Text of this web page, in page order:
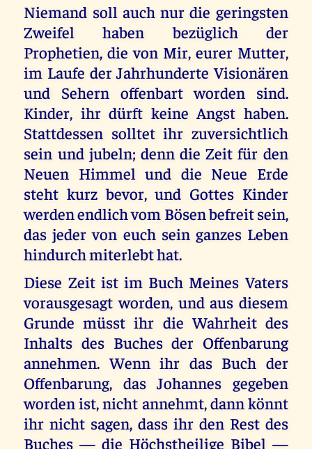
Niemand soll auch nur die geringsten
Zweifel haben bezüglich der
Prophetien, die von Mir, eurer Mutter,
im Laufe der Jahrhunderte Visionären
und Sehern offenbart worden sind.
Kinder, ihr dürft keine Angst haben.
Stattdessen solltet ihr zuversichtlich
sein und jubeln; denn die Zeit für den
Neuen Himmel und die Neue Erde
steht kurz bevor, und Gottes Kinder
werden endlich vom Bösen befreit sein,
das jeder von euch sein ganzes Leben
hindurch miterlebt hat.
Diese Zeit ist im Buch Meines Vaters
vorausgesagt worden, und aus diesem
Grunde müsst ihr die Wahrheit des
Inhalts des Buches der Offenbarung
annehmen. Wenn ihr das Buch der
Offenbarung, das Johannes gegeben
worden ist, nicht annehmt, dann könnt
ihr nicht sagen, dass ihr den Rest des
Buches — die Höchstheilige Bibel —